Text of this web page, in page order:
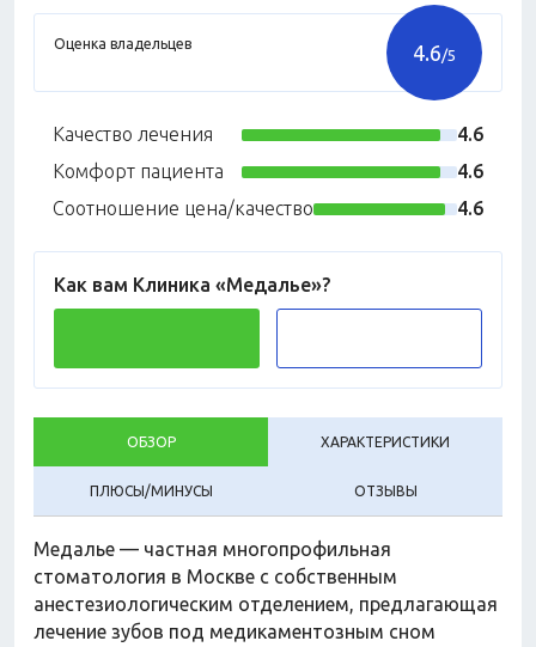
Оценка владельцев 4.6/5
Качество лечения
4.6
Комфорт пациента
4.6
Соотношение цена/качество
4.6
Как вам Клиника «Медалье»?
ОБЗОР ХАРАКТЕРИСТИКИ
ПЛЮСЫ/МИНУСЫ ОТЗЫВЫ
Медалье — частная многопрофильная
стоматология в Москве с собственным
анестезиологическим отделением, предлагающая
лечение зубов под медикаментозным сном